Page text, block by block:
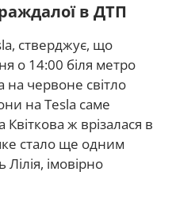
в ДТП
стверджує, що
о 14:00 біля метро
на червоне світло
на Tesla саме
ж врізалася в
стало ще одним
імовірно